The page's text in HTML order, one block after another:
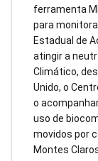
ferramenta
para
Estadual de
atingir a
Climático,
Unido, o
o
uso de
movidos por
Montes